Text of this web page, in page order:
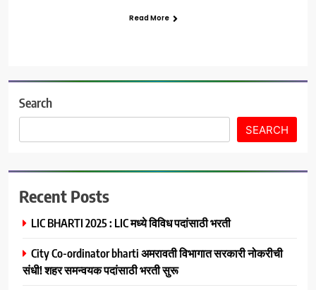
Read More
Search
SEARCH
Recent Posts
LIC BHARTI 2025 : LIC मध्ये विविध पदांसाठी भरती
City Co-ordinator bharti अमरावती विभागात सरकारी नोकरीची
संधी! शहर समन्वयक पदांसाठी भरती सुरू